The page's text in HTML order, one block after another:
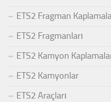
ETS2 Fragman
ETS2 Fragmanları
ETS2 Kamyon
ETS2 Kamyonlar
ETS2 Araçları